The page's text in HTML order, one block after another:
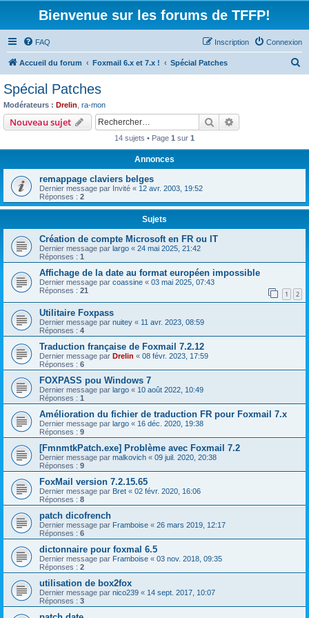
Bienvenue sur les forums de TFFP!
FAQ Connexion
Inscription
Accueil du forum Foxmail 6.x et 7.x ! Spécial Patches
r
Spécial Patches
Modérateurs : Drelin ra-mon
Nouveau sujet Rechercher
14 sujets • Page 1 sur 1
Annonces
remappage claviers belges
Dernier message par Invité « 12 avr. 2003, 19:52
Réponses : 2
Sujets
Création de compte Microsoft en FR ou IT
Dernier message par largo « 24 mai 2025, 21:42
Réponses : 1
Affichage de la date au format européen impossible
Dernier message par coassine « 03 mai 2025, 07:43
Réponses : 21 1 2
Utilitaire Foxpass
Dernier message par nuitey « 11 avr. 2023, 08:59
Réponses : 4
Traduction française de Foxmail 7.2.12
Dernier message par Drelin « 08 févr. 2023, 17:59
Réponses : 6
FOXPASS pou Windows 7
Dernier message par largo « 10 août 2022, 10:49
Réponses : 1
Amélioration du fichier de traduction FR pour Foxmail 7.x
Dernier message par largo « 16 déc. 2020, 19:38
Réponses : 9
[FmnmtkPatch.exe] Problème avec Foxmail 7.2
Dernier message par malkovich « 09 juil. 2020, 20:38
Réponses : 9
FoxMail version 7.2.15.65
Dernier message par Bret « 02 févr. 2020, 16:06
Réponses : 8
patch dicofrench
Dernier message par Framboise « 26 mars 2019, 12:17
Réponses : 6
dictonnaire pour foxmal 6.5
Dernier message par Framboise « 03 nov. 2018, 09:35
Réponses : 2
utilisation de box2fox
Dernier message par nico239 « 14 sept. 2017, 10:07
Réponses : 3